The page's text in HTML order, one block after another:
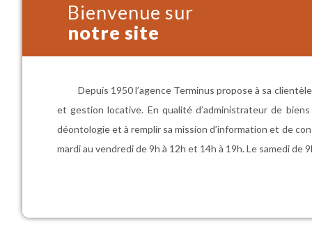
Bienvenue sur
notre site
Depuis 1950 l’agence Terminus propose à sa
et gestion locative. En qualité d’administrateur de
déontologie et à remplir sa mission d’information et de
mardi au vendredi de 9h à 12h et 14h à 19h. Le samedi de